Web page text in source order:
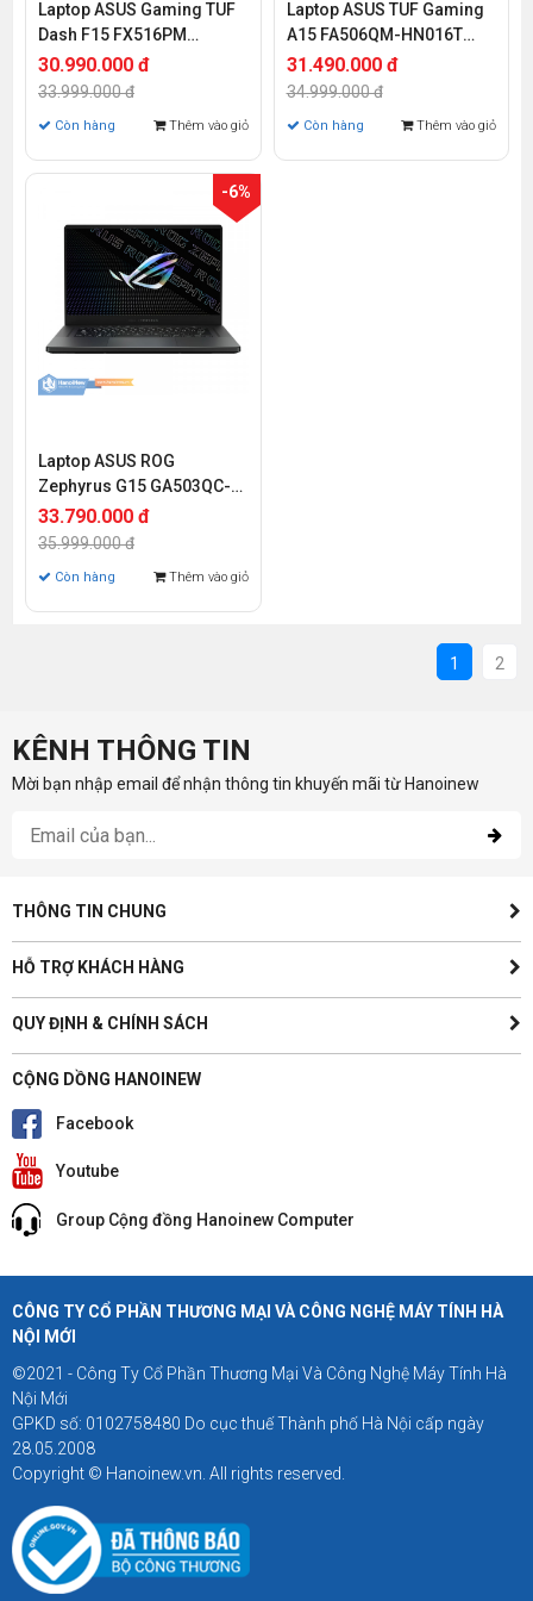
Laptop ASUS Gaming TUF
Dash F15 FX516PM
HN002W (Core i7-11370H |
8GB | 512GB | RTX 3060
11)
30.990.000 đ
33.999.000 đ
Còn hàng Thêm vào giỏ
Laptop ASUS TUF Gaming
A15 FA506QM-HN016T
(Ryzen 7-5800H | 16GB |
512GB | RTX 3060 6GB |
31.490.000 đ
34.999.000 đ
Còn hàng Thêm vào giỏ
-6%
Laptop ASUS ROG
Zephyrus G15 GA503QC-
HN074T (Ryzen 9-5900HS |
16GB | 512GB | RTX 3050
10)
33.790.000 đ
35.999.000 đ
Còn hàng Thêm vào giỏ
1 2
KÊNH THÔNG TIN
Mời bạn nhập email để nhận thông tin khuyến mãi từ Hanoinew
THÔNG TIN CHUNG
HỖ TRỢ KHÁCH HÀNG
QUY ĐỊNH & CHÍNH SÁCH
CỘNG DỒNG HANOINEW
Facebook
Youtube
Group Cộng đồng Hanoinew Computer
CÔNG TY CỔ PHẦN THƯƠNG MẠI VÀ CÔNG NGHỆ MÁY TÍNH HÀ
NỘI MỚI
©2021 - Công Ty Cổ Phần Thương Mại Và Công Nghệ Máy Tính Hà
Nội Mới
GPKD số: 0102758480 Do cục thuế Thành phố Hà Nội cấp ngày
28.05.2008
Copyright © Hanoinew.vn. All rights reserved.